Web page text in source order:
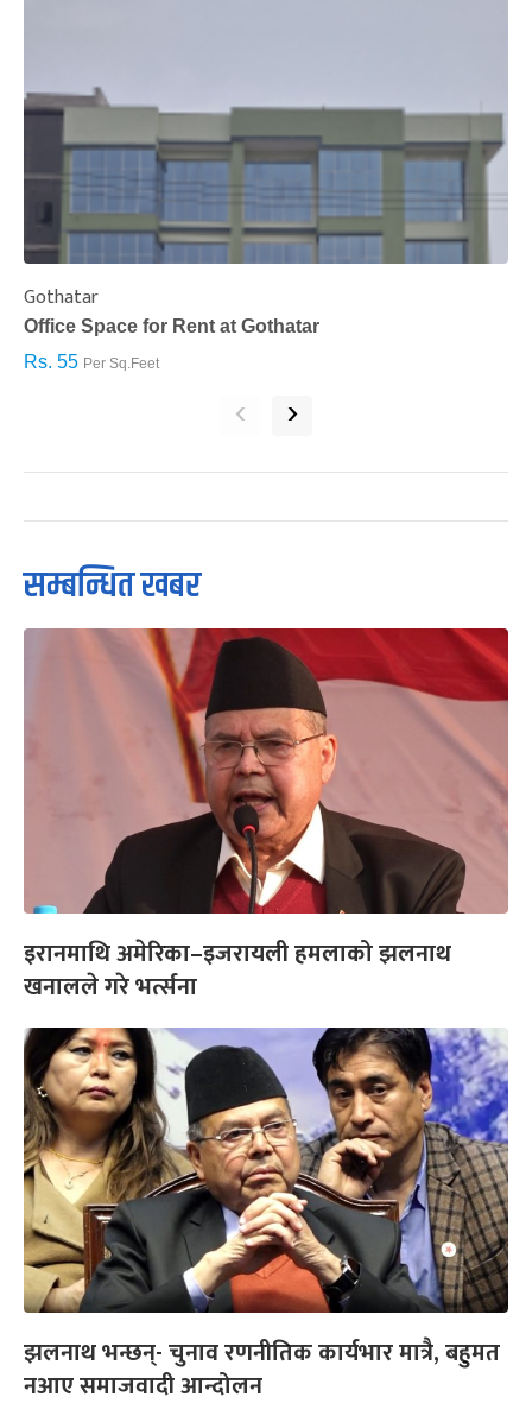
Gothatar
Office Space for Rent at Gothatar
Rs. 55 Per Sq.Feet
‹ ›
सम्बन्धित खबर
इरानमाथि अमेरिका–इजरायली हमलाको झलनाथ
खनालले गरे भर्त्सना
झलनाथ भन्छन्- चुनाव रणनीतिक कार्यभार मात्रै, बहुमत
नआए समाजवादी आन्दोलन